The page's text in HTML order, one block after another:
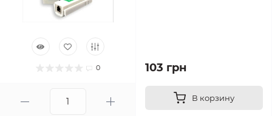
0 103 грн
В корзину